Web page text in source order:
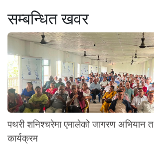
सम्बन्धित खवर
पथरी शनिश्चरेमा एमालेको जागरण अभियान
कार्यक्रम